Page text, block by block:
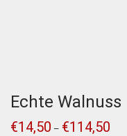
Echte Walnuss
€14,50 – €114,50